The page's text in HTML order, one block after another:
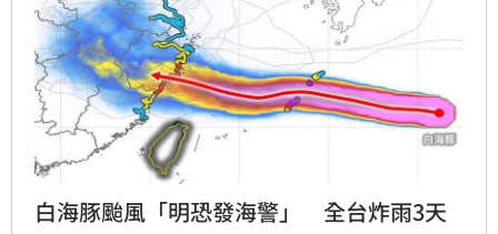
白海豚颱風「明恐發海警」　全台炸雨3天